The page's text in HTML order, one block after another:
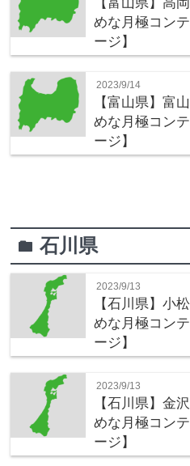
めな月極コン
ージ】
2023/9/14
【富山県】富
めな月極コン
ージ】
folder石川県
2023/9/13
【石川県】小
めな月極コン
ージ】
2023/9/13
【石川県】金
めな月極コン
ージ】